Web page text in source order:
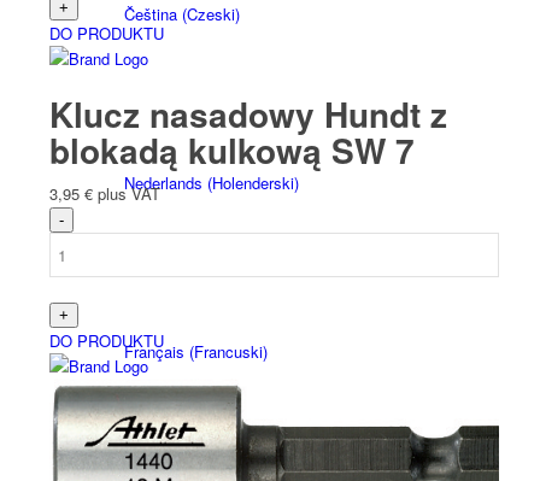
Čeština(Czeski)
Nederlands (Holenderski)
Français (Francuski)
DO PRODUKTU
Klucz nasadowy Hundt z
blokadą kulkową SW 7
3,95 € plus VAT
DO PRODUKTU